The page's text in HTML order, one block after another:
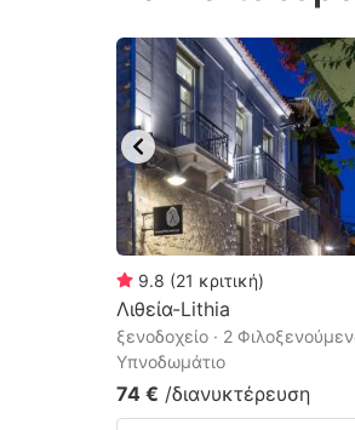
mark
key
to
get
the
keyboard
shortcuts
for
changing
dates.
9.8 (21 κριτική)
Λιθεία-Lithia
ξενοδοχείο · 2
Υπνοδωμάτιο
74 € /διανυκτέρευση